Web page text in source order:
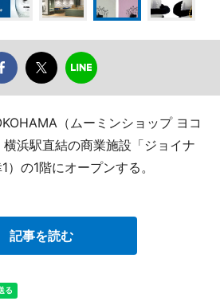
（ムーミンショップ ヨコ
浜駅直結の商業施設「ジョイナ
の1階にオープンする。
記事を読む